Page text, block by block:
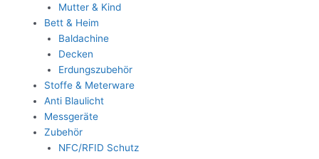
Mutter & Kind
Bett & Heim
Baldachine
Decken
Erdungszubehör
Stoffe & Meterware
Anti Blaulicht
Messgeräte
Zubehör
NFC/RFID Schutz